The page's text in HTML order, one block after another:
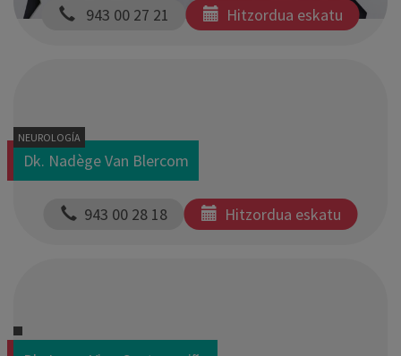
943 00 27 21 Hitzordua eskatu
NEUROLOGÍA
Dk. Nadège Van Blercom
943 00 28 18 Hitzordua eskatu